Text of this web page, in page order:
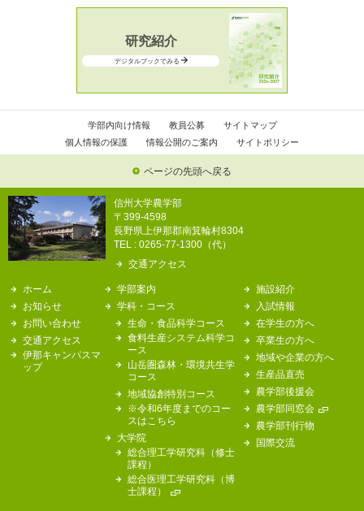
研究紹介
デジタルブックでみる
学部内向け情報 教員公募
サイトマップ
個人情報の保護
情報公開のご案内 サイトポリシー
ページの先頭へ戻る
信州大学農学部
〒399-4598
長野県上伊那郡南箕輪村8304
TEL : 0265-77-1300（代）
交通アクセス
ホーム
お知らせ
お問い合わせ
交通アクセス
伊那キャンパスマ
ップ
学部案内
学科・コース
生命・食品科学コース
食料生産システム科学コ
ース
山岳圏森林・環境共生学
コース
地域協創特別コース
※令和6年度までのコー
スはこちら
大学院
総合理工学研究科（修士
課程）
総合医理工学研究科（博
士課程）
施設紹介
入試情報
在学生の方へ
卒業生の方へ
地域や企業の方へ
生産品直売
農学部後援会
農学部同窓会
農学部刊行物
国際交流